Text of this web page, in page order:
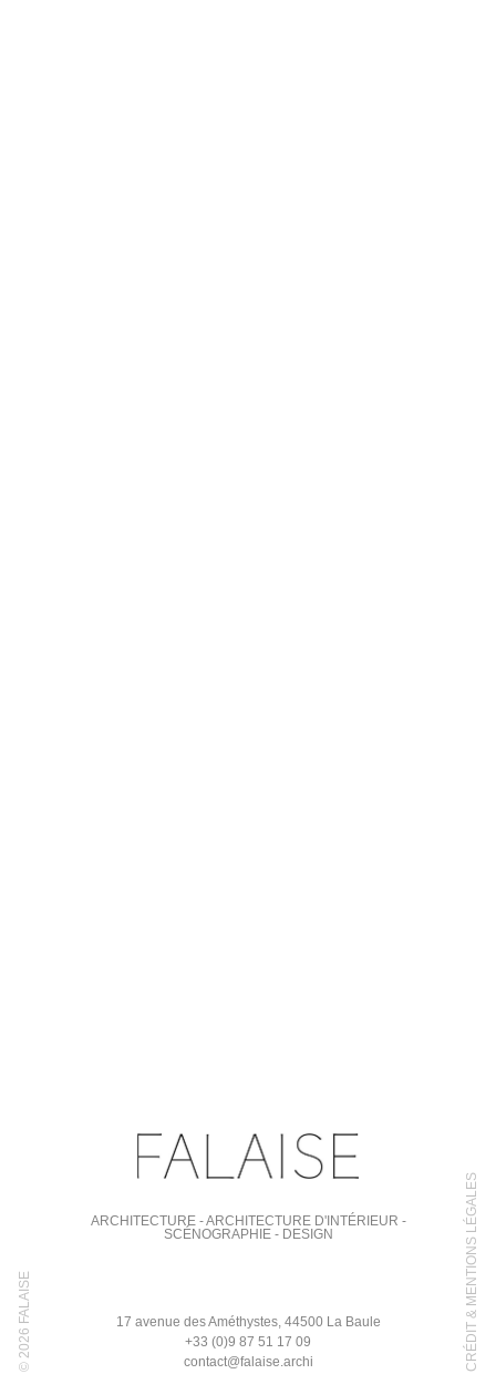
ARCHITECTURE - ARCHITECTURE D'INTÉRIEUR -
SCÉNOGRAPHIE - DESIGN
17 avenue des Améthystes, 44500 La Baule
+33 (0)9 87 51 17 09
contact@falaise.archi
© 2026 FALAISE CRÉDIT & MENTIONS LÉGALES